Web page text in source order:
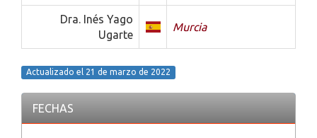
Dra. Inés Yago
Ugarte
Murcia
Actualizado el 21 de marzo de 2022
FECHAS